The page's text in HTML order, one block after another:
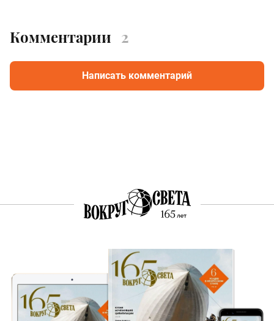
Комментарии 2
Написать комментарий